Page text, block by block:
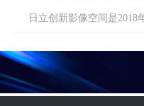
日立创新影像空间是